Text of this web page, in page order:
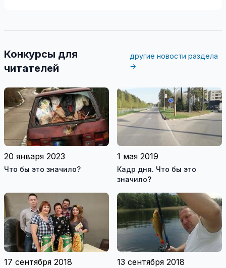
Конкурсы для
читателей
другие новости раздела
→
20 января 2023
Что бы это значило?
1 мая 2019
Кадр дня. Что бы это
значило?
17 сентября 2018 13 сентября 2018